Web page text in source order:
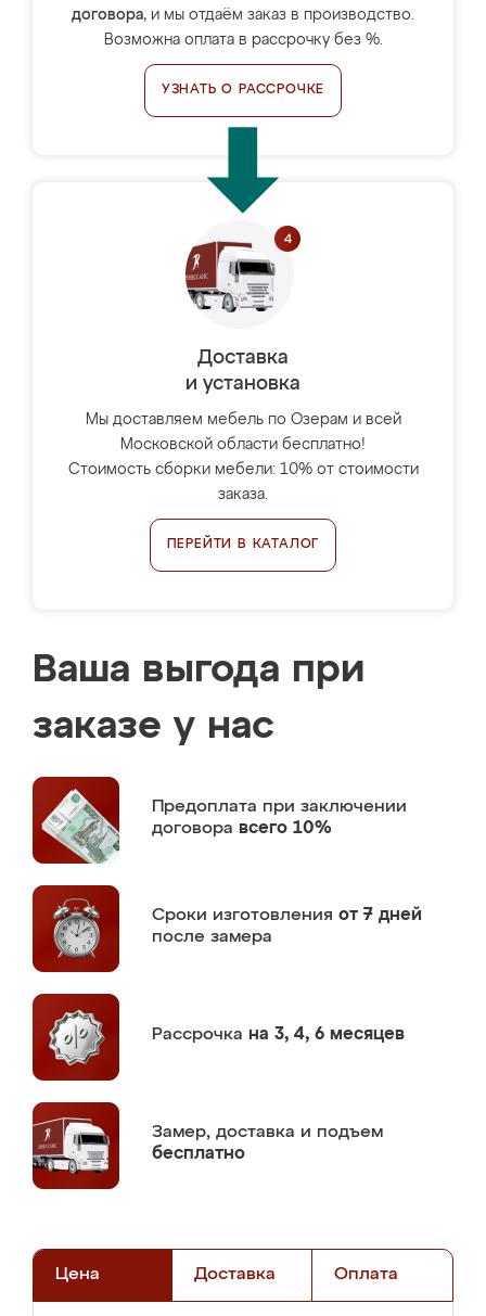
договора, и мы отдаём заказ в производство.
Возможна оплата в рассрочку без %.
УЗНАТЬ О РАССРОЧКЕ
Доставка
и установка
Мы доставляем мебель по Озерам и всей
Московской области бесплатно!
Стоимость сборки мебели: 10% от стоимости
заказа.
ПЕРЕЙТИ В КАТАЛОГ
Ваша выгода при
заказе у нас
Предоплата при заключении
договора всего 10%
Сроки изготовления от 7 дней
после замера
Рассрочка на 3, 4, 6 месяцев
Замер, доставка и подъем
бесплатно
Цена Доставка Оплата